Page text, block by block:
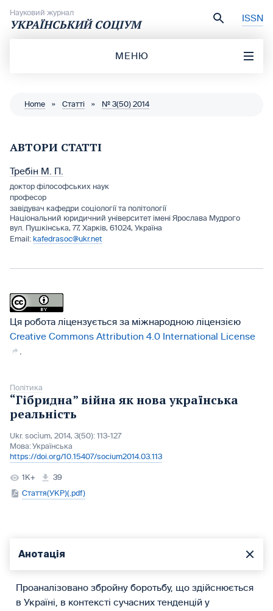
Науковий журнал
УКРАЇНСЬКИЙ СОЦІУМ ISSN
МЕНЮ
Home » Статті » № 3(50) 2014
АВТОРИ СТАТТІ
Требін М. П.
доктор філософських наук
професор
завідувач кафедри соціології та політології
Національний юридичний університет імені Ярослава Мудрого
вул. Пушкінська, 77, Харків, 61024, Україна
kafedrasoc@ukr.net
Ця робота ліцензується за міжнародною ліцензією
Creative Commons Attribution 4.0 International License
Політика
“Гібридна” війна як нова українська
реальність
Ukr. socìum, 2014, 3(50): 113-127
Мова:Українська
https://doi.org/10.15407/socium2014.03.113
1K+
39
Стаття(УКР)(.pdf)
Анотація
Проаналізовано збройну боротьбу, що здійснюється
в Україні, в контексті сучасних тенденцій у